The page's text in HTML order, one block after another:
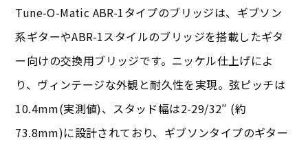
Tune-O-Matic ABR-1タイプのブリッジは、ギブソン
系ギターやABR-1スタイルのブリッジを搭載したギタ
ー向けの交換用ブリッジです。ニッケル仕上げによ
り、ヴィンテージな外観と耐久性を実現。弦ピッチは
10.4mm(実測値)、スタッド幅は2-29/32″ (約
73.8mm)に設計されており、ギブソンタイプのギター